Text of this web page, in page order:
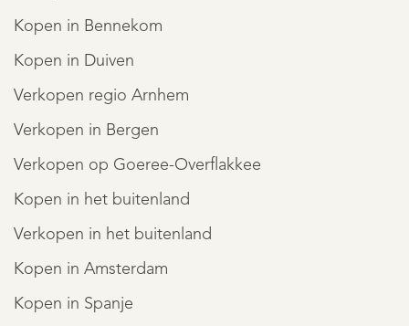
Kopen in Bennekom
Kopen in Duiven
Verkopen regio Arnhem
Verkopen in Bergen
Verkopen op Goeree-Overflakkee
Kopen in het buitenland
Verkopen in het buitenland
Kopen in Amsterdam
Kopen in Spanje